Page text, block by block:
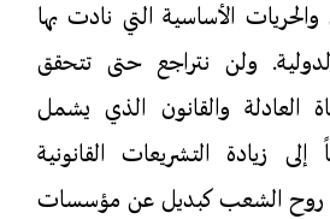
الأساسية التي نادت بها
ولن نتراجع حتى تتحقق
العادلة والقانون الذي يشمل
زيادة التشريعات القانونية
عن روح الشعب كبديل عن مؤسسات